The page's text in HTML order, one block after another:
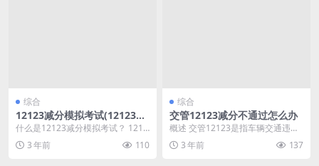
综合
12123减分模拟考试(12123学
法减分模拟考试APP)
什么是12123减分模拟考试？ 1212
3减分模拟考试是一种在线考试，它
的名称来...
3 年前 110
综合
交管12123减分不通过怎么办
概述 交管12123是指车辆交通违法
行为的处理和询问系统，该系统通
过扣分机制来管...
3 年前 137